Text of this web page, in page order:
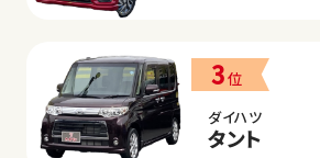
3位
ダイハツ
タント